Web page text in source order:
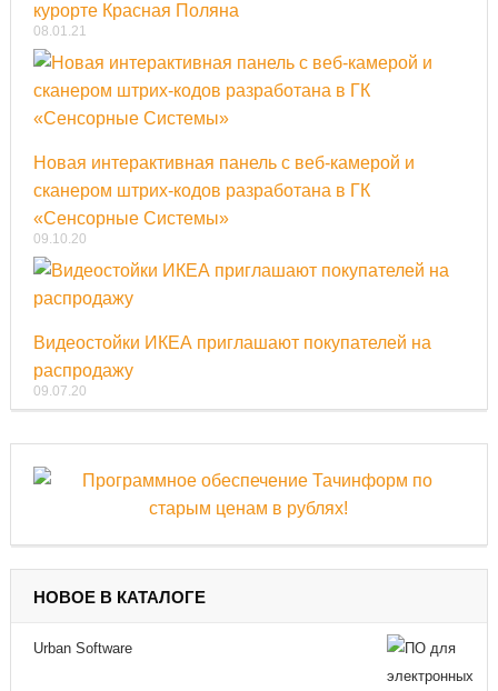
курорте Красная Поляна
08.01.21
Новая интерактивная панель с веб-камерой и
сканером штрих-кодов разработана в ГК
«Сенсорные Системы»
09.10.20
Видеостойки ИКЕА приглашают покупателей на
распродажу
09.07.20
НОВОЕ В КАТАЛОГЕ
Urban Software